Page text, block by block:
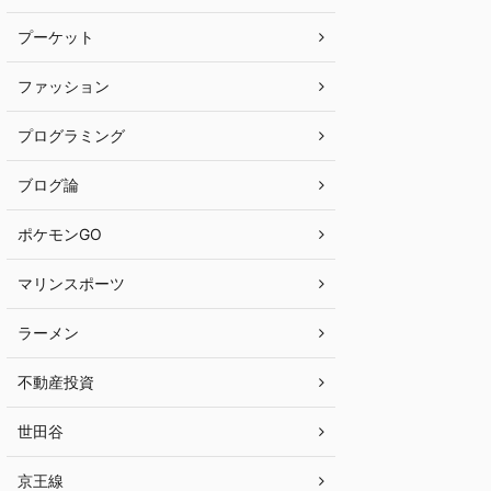
プーケット
ファッション
プログラミング
ブログ論
ポケモンGO
マリンスポーツ
ラーメン
不動産投資
世田谷
京王線